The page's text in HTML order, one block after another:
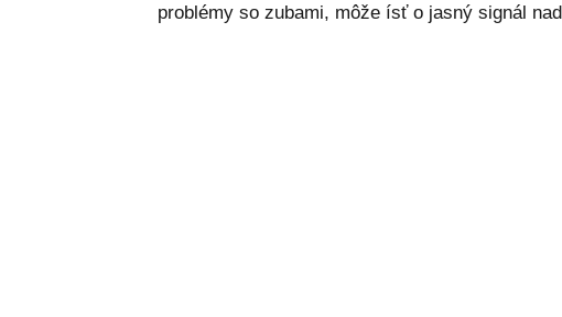
problémy so zubami, môže ísť o jasný signál